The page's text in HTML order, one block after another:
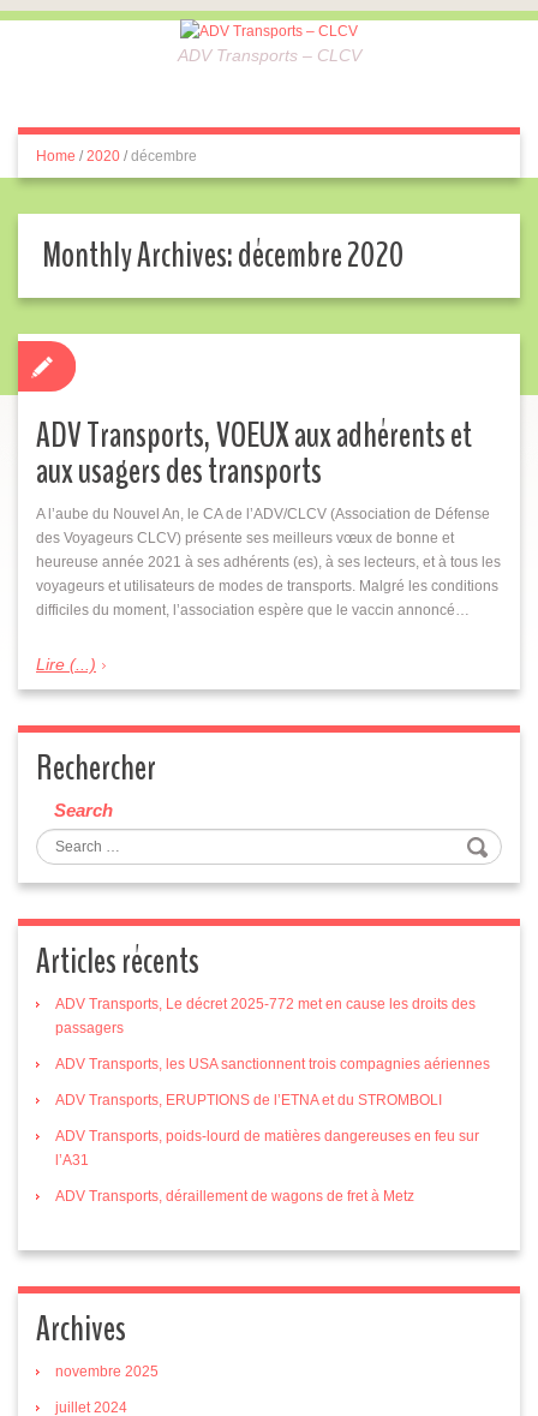
ADV Transports – CLCV
Home / 2020 / décembre
Monthly Archives:décembre 2020
ADV Transports, VOEUX aux adhérents et
aux usagers des transports
A l’aube du Nouvel An, le CA de l’ADV/CLCV (Association de Défense
des Voyageurs CLCV) présente ses meilleurs vœux de bonne et
heureuse année 2021 à ses adhérents (es), à ses lecteurs, et à tous les
voyageurs et utilisateurs de modes de transports. Malgré les conditions
difficiles du moment, l’association espère que le vaccin annoncé…
Lire (...)
Rechercher
Search
Articles récents
ADV Transports, Le décret 2025-772 met en cause les droits des
passagers
ADV Transports, les USA sanctionnent trois compagnies aériennes
ADV Transports, ERUPTIONS de l’ETNA et du STROMBOLI
ADV Transports, poids-lourd de matières dangereuses en feu sur
l’A31
ADV Transports, déraillement de wagons de fret à Metz
Archives
novembre 2025
juillet 2024